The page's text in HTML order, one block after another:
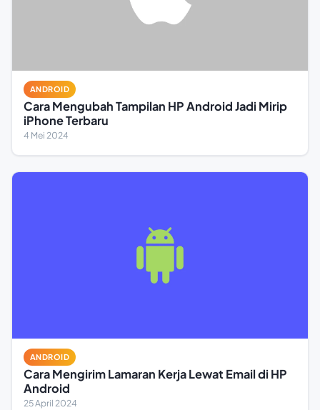
ANDROID
Cara Mengubah Tampilan HP Android Jadi Mirip
iPhone Terbaru
4 Mei 2024
ANDROID
Cara Mengirim Lamaran Kerja Lewat Email di HP
Android
25 April 2024